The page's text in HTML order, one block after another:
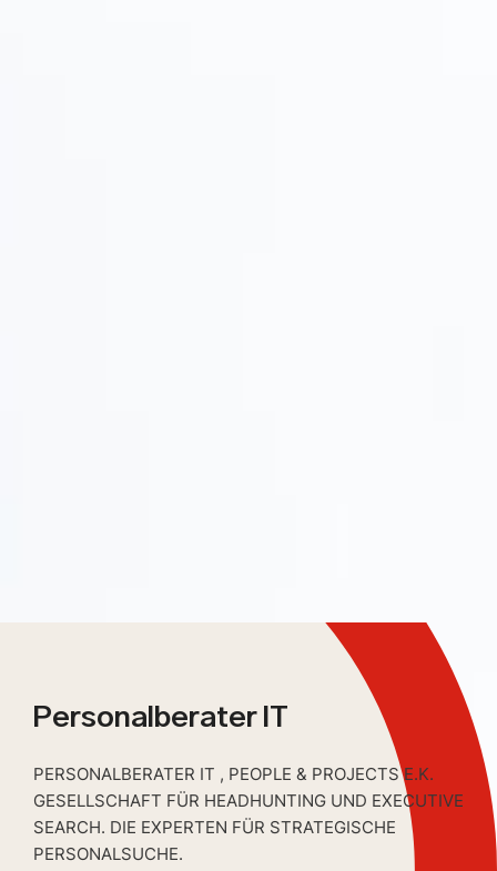
Personalberater IT
PERSONALBERATER IT , PEOPLE & PROJECTS E.K.
GESELLSCHAFT FÜR HEADHUNTING UND EXECUTIVE
SEARCH. DIE EXPERTEN FÜR STRATEGISCHE
PERSONALSUCHE.